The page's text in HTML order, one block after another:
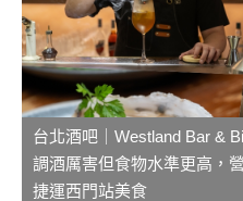
台北酒吧｜Westland Bar &
調酒厲害但食物水準更高，
捷運西門站美食